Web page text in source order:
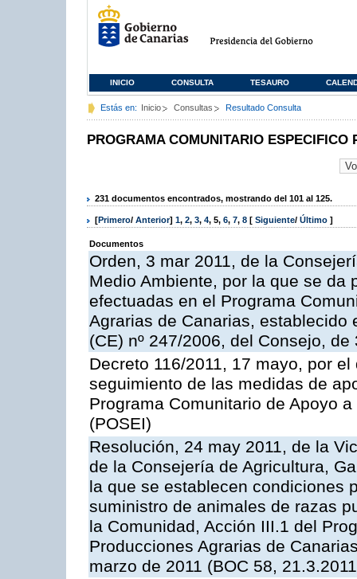
INICIO CONSULTA TESAURO
Estás en: Inicio Consultas Resultado Consulta
PROGRAMA COMUNITARIO ESPECIFICO
231 documentos encontrados, mostrando del 101 al 125.
[Primero/ Anterior] 1, 2, 3, 4, 5, 6, 7, 8 [ Siguiente/ Último ]
Documentos
Orden, 3 mar 2011, de la
Medio Ambiente, por la que se da
efectuadas en el Programa
Agrarias de Canarias,
(CE) nº 247/2006, del Consejo,
Decreto 116/2011, 17 mayo, por
seguimiento de las medidas de
Programa Comunitario de Apoyo
(POSEI)
Resolución, 24 may 2011, de la
de la Consejería de Agricultura,
la que se establecen condiciones
suministro de animales de razas
la Comunidad, Acción III.1 del
Producciones Agrarias de
marzo de 2011 (BOC 58,